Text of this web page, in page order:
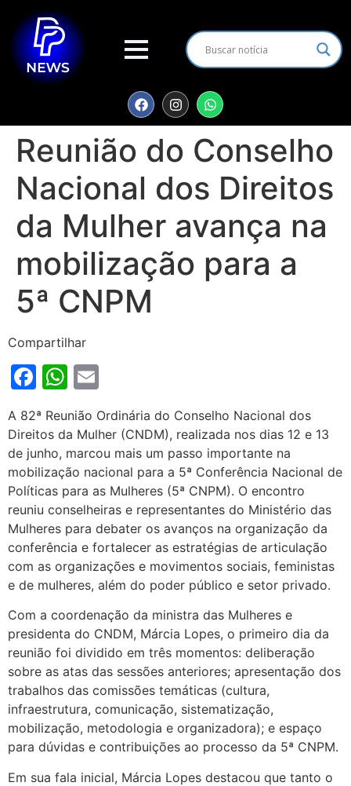
Reunião do Conselho
Nacional dos Direitos
da Mulher avança na
mobilização para a
5ª CNPM
Compartilhar
Facebook
WhatsApp
A 82ª Reunião Ordinária do Conselho Nacional dos
Direitos da Mulher (CNDM), realizada nos dias 12 e 13
de junho, marcou mais um passo importante na
mobilização nacional para a 5ª Conferência Nacional de
Políticas para as Mulheres (5ª CNPM). O encontro
reuniu conselheiras e representantes do Ministério das
Mulheres para debater os avanços na organização da
conferência e fortalecer as estratégias de articulação
com as organizações e movimentos sociais, feministas
e de mulheres, além do poder público e setor privado.
Com a coordenação da ministra das Mulheres e
presidenta do CNDM, Márcia Lopes, o primeiro dia da
reunião foi dividido em três momentos: deliberação
sobre as atas das sessões anteriores; apresentação dos
trabalhos das comissões temáticas (cultura,
infraestrutura, comunicação, sistematização,
mobilização, metodologia e organizadora); e espaço
para dúvidas e contribuições ao processo da 5ª CNPM.
Em sua fala inicial, Márcia Lopes destacou que tanto o